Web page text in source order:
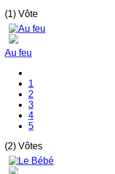
(1) Vôte
Au feu
1
2
3
4
5
(2) Vôtes